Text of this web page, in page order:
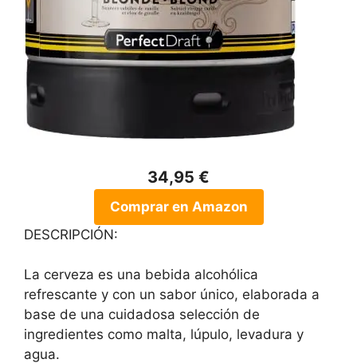
34,95 €
Comprar en Amazon
DESCRIPCIÓN:
La cerveza es una bebida alcohólica
refrescante y con un sabor único, elaborada a
base de una cuidadosa selección de
ingredientes como malta, lúpulo, levadura y
agua.